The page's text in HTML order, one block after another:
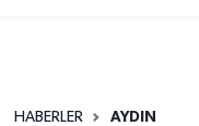
HABERLER AYDIN